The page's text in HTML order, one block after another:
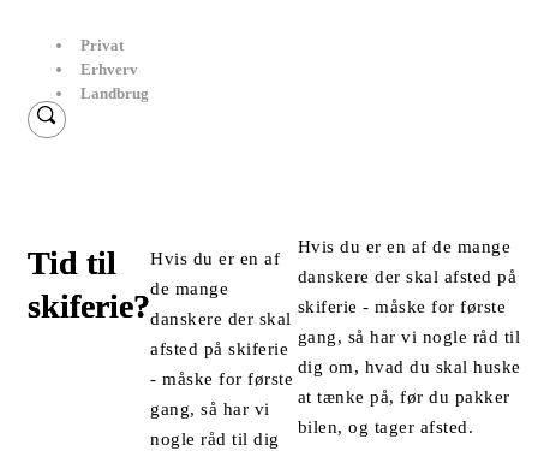
Privat
Erhverv
Landbrug
Tid til
skiferie?
Hvis du er en af
de mange
danskere der skal
afsted på skiferie
- måske for første
gang, så har vi
nogle råd til dig
Hvis du er en af de mange
danskere der skal afsted på
skiferie - måske for første
gang, så har vi nogle råd til
dig om, hvad du skal huske
at tænke på, før du pakker
bilen, og tager afsted.